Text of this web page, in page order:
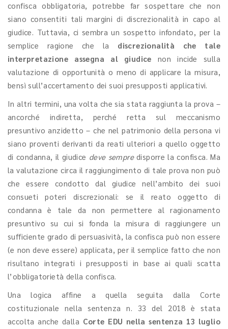
confisca obbligatoria, potrebbe far sospettare che non
siano consentiti tali margini di discrezionalità in capo al
giudice. Tuttavia, ci sembra un sospetto infondato, per la
semplice ragione che la discrezionalità che tale
interpretazione assegna al giudice non incide sulla
valutazione di opportunità o meno di applicare la misura,
bensì sull’accertamento dei suoi presupposti applicativi.
In altri termini, una volta che sia stata raggiunta la prova –
ancorché indiretta, perché retta sul meccanismo
presuntivo anzidetto – che nel patrimonio della persona vi
siano proventi derivanti da reati ulteriori a quello oggetto
di condanna, il giudice deve sempredisporre la confisca. Ma
la valutazione circa il raggiungimento di tale prova non può
che essere condotto dal giudice nell’ambito dei suoi
consueti poteri discrezionali: se il reato oggetto di
condanna è tale da non permettere al ragionamento
presuntivo su cui si fonda la misura di raggiungere un
sufficiente grado di persuasività, la confisca può non essere
(e non deve essere) applicata, per il semplice fatto che non
risultano integrati i presupposti in base ai quali scatta
l’obbligatorietà della confisca.
Una logica affine a quella seguita dalla Corte
costituzionale nella sentenza n. 33 del 2018 è stata
accolta anche dalla Corte EDU nella sentenza 13 luglio